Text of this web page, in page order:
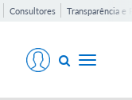
Consultores Transparência e
Toggle